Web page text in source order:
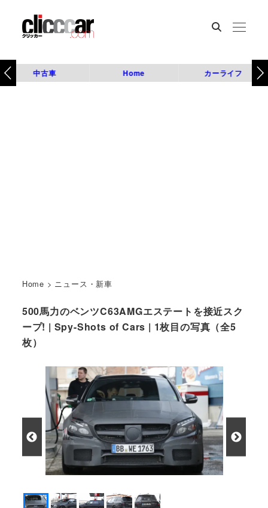
中古車 Home カーライフ
Home > ニュース・新車
500馬力のベンツC63AMGエステートを接近スク
ープ! | Spy-Shots of Cars | 1枚目の写真（全5
枚）